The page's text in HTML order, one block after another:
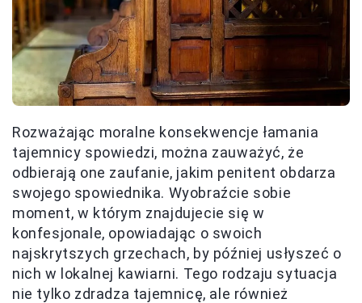
Rozważając moralne konsekwencje łamania
tajemnicy spowiedzi, można zauważyć, że
odbierają one zaufanie, jakim penitent obdarza
swojego spowiednika. Wyobraźcie sobie
moment, w którym znajdujecie się w
konfesjonale, opowiadając o swoich
najskrytszych grzechach, by później usłyszeć o
nich w lokalnej kawiarni. Tego rodzaju sytuacja
nie tylko zdradza tajemnicę, ale również